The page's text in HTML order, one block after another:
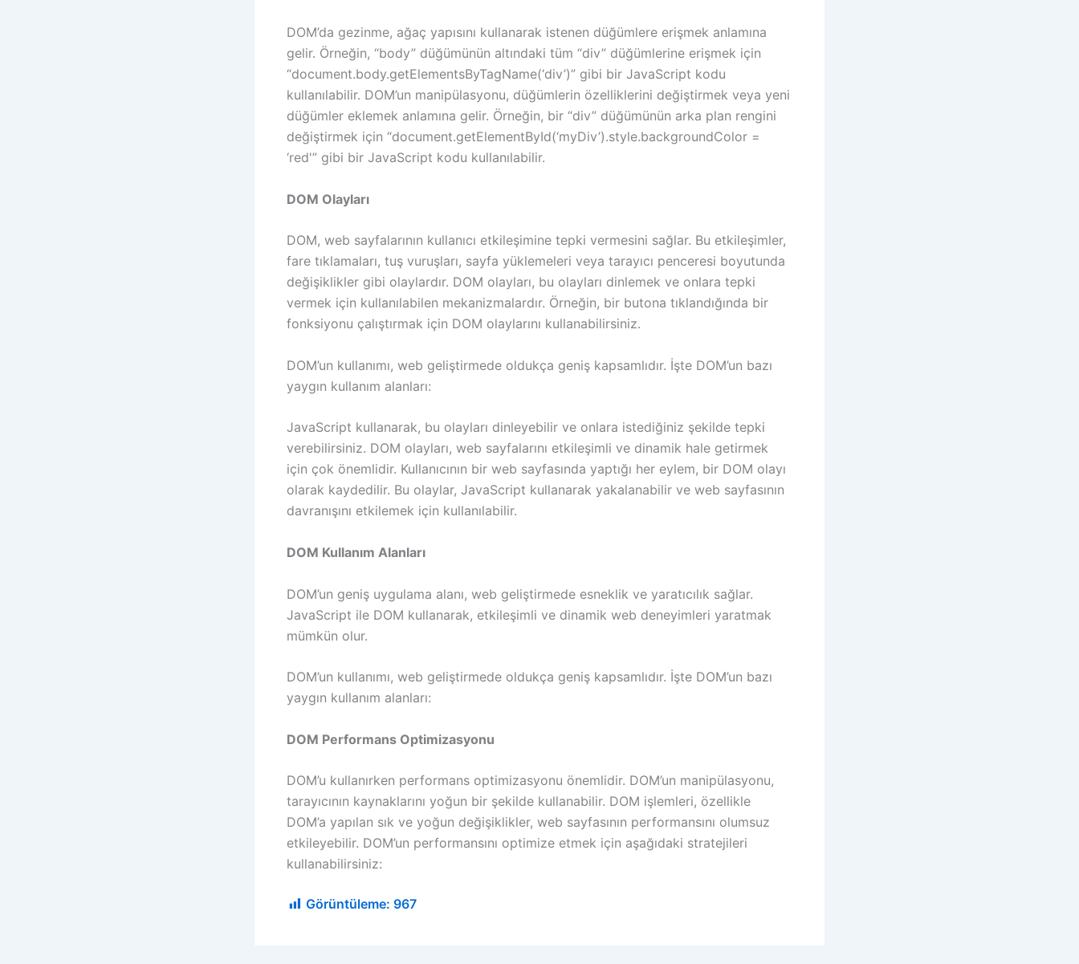
DOM’da gezinme, ağaç yapısını kullanarak istenen düğümlere erişmek anlamına
gelir. Örneğin, “body” düğümünün altındaki tüm “div” düğümlerine erişmek için
“document.body.getElementsByTagName(‘div’)” gibi bir JavaScript kodu
kullanılabilir. DOM’un manipülasyonu, düğümlerin özelliklerini değiştirmek veya yeni
düğümler eklemek anlamına gelir. Örneğin, bir “div” düğümünün arka plan rengini
değiştirmek için “document.getElementById(‘myDiv’).style.backgroundColor =
‘red'” gibi bir JavaScript kodu kullanılabilir.
DOM Olayları
DOM, web sayfalarının kullanıcı etkileşimine tepki vermesini sağlar. Bu etkileşimler,
fare tıklamaları, tuş vuruşları, sayfa yüklemeleri veya tarayıcı penceresi boyutunda
değişiklikler gibi olaylardır. DOM olayları, bu olayları dinlemek ve onlara tepki
vermek için kullanılabilen mekanizmalardır. Örneğin, bir butona tıklandığında bir
fonksiyonu çalıştırmak için DOM olaylarını kullanabilirsiniz.
DOM’un kullanımı, web geliştirmede oldukça geniş kapsamlıdır. İşte DOM’un bazı
yaygın kullanım alanları:
JavaScript kullanarak, bu olayları dinleyebilir ve onlara istediğiniz şekilde tepki
verebilirsiniz. DOM olayları, web sayfalarını etkileşimli ve dinamik hale getirmek
için çok önemlidir. Kullanıcının bir web sayfasında yaptığı her eylem, bir DOM olayı
olarak kaydedilir. Bu olaylar, JavaScript kullanarak yakalanabilir ve web sayfasının
davranışını etkilemek için kullanılabilir.
DOM Kullanım Alanları
DOM’un geniş uygulama alanı, web geliştirmede esneklik ve yaratıcılık sağlar.
JavaScript ile DOM kullanarak, etkileşimli ve dinamik web deneyimleri yaratmak
mümkün olur.
DOM’un kullanımı, web geliştirmede oldukça geniş kapsamlıdır. İşte DOM’un bazı
yaygın kullanım alanları:
DOM Performans Optimizasyonu
DOM’u kullanırken performans optimizasyonu önemlidir. DOM’un manipülasyonu,
tarayıcının kaynaklarını yoğun bir şekilde kullanabilir. DOM işlemleri, özellikle
DOM’a yapılan sık ve yoğun değişiklikler, web sayfasının performansını olumsuz
etkileyebilir. DOM’un performansını optimize etmek için aşağıdaki stratejileri
kullanabilirsiniz:
Görüntüleme: 967